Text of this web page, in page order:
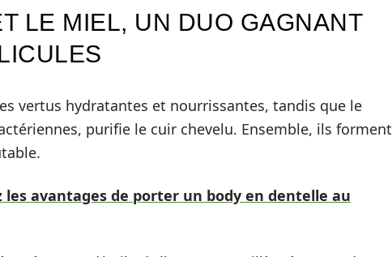
LE MIEL, UN DUO GAGNANT
vertus hydratantes et nourrissantes, tandis que le
purifie le cuir chevelu. Ensemble, ils forment
les avantages de porter un body en dentelle au